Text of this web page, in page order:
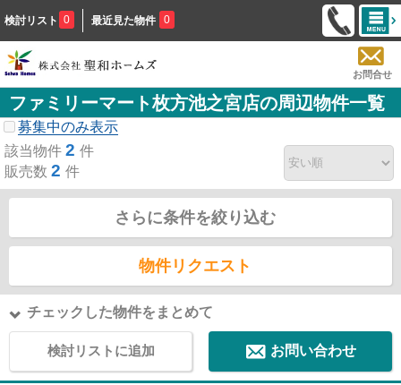
検討リスト 0 最近見た物件 0
お問合せ
ファミリーマート枚方池之宮店の周辺物件一覧
募集中のみ表示
該当物件 2 件
販売数 2 件
さらに条件を絞り込む
物件リクエスト
チェックした物件をまとめて
検討リストに追加 お問い合わせ